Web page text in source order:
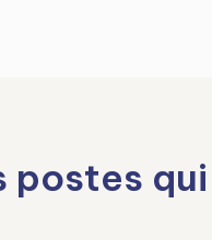
postes